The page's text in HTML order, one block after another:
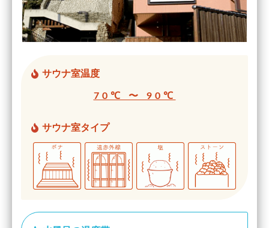
サウナ室温度
70℃ 〜 90℃
サウナ室タイプ